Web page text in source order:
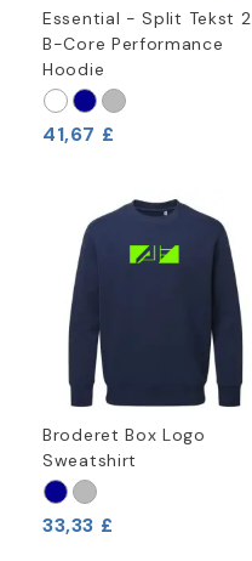
Essential - Split Tekst 2
B-Core Performance
Hoodie
41,67 £
Broderet Box Logo
Sweatshirt
33,33 £